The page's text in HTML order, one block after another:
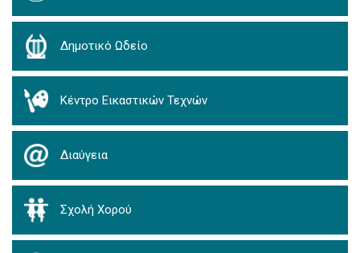
Δημοτικό Ωδείο
Κέντρο Εικαστικών Τεχνών
Διαύγεια
Σχολή Χορού